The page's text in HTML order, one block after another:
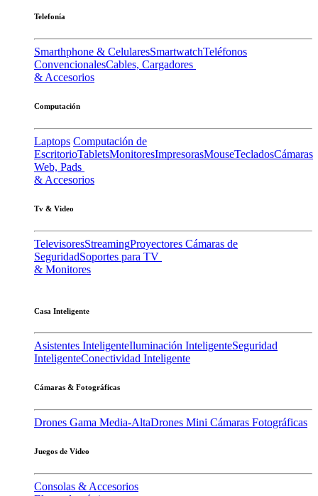
Telefonía
Smarthphone & CelularesSmartwatchTeléfonos
ConvencionalesCables, Cargadores
& Accesorios
Computación
Laptops Computación de
EscritorioTabletsMonitoresImpresorasMouseTecladosCámaras
Web, Pads
& Accesorios
Tv & Video
TelevisoresStreamingProyectores Cámaras de
SeguridadSoportes para TV
& Monitores
Casa Inteligente
Asistentes InteligenteIluminación InteligenteSeguridad
InteligenteConectividad Inteligente
Cámaras & Fotográficas
Drones Gama Media-AltaDrones Mini Cámaras Fotográficas
Juegos de Video
Consolas & Accesorios